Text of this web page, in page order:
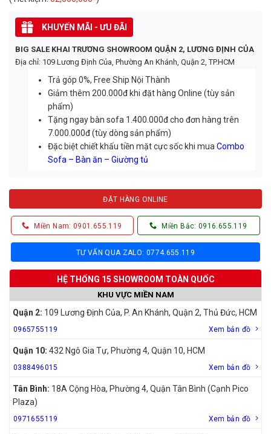
was:
241,000,000₫.
is:
179,000,000₫.
KHUYẾN MÃI - ƯU ĐÃI
BIG SALE KHAI TRƯƠNG SHOWROOM QUẬN 2, LƯƠNG ĐỊNH CỦA
Địa chỉ: 109 Lương Định Của, Phường An Khánh, Quận 2, TP.HCM
Trả góp 0%, Free Ship Nội Thành
Giảm thêm 200.000đ khi đặt hàng Online (tùy sản
phẩm)
Tặng ngay bàn sofa 1.400.000đ cho đơn hàng trên
7.000.000đ (tùy dòng sản phẩm)
Đặc biệt chiết khấu tiền mặt cực sốc khi muaCombo
Sofa – Bàn ăn – Giường tủ
ĐẶT HÀNG ONLINE
Miền Nam: 0901.655.119 Miền Bắc: 0916.655.119
TƯ VẤN QUA ZALO: 0774.655.119
HỆ THỐNG 15 SHOWROOM TOÀN QUỐC
KHU VỰC MIỀN NAM
Quận 2: 109 Lương Định Của, P. An Khánh, Quận 2, Thủ Đức, HCM
0965755119 Xem bản đồ
Quận 10: 432 Ngô Gia Tự, Phường 4, Quận 10, HCM
0388496015 Xem bản đồ
Tân Bình: 18A Cộng Hòa, Phường 4, Quận Tân Bình (Cạnh Pico
Plaza)
0971655119 Xem bản đồ